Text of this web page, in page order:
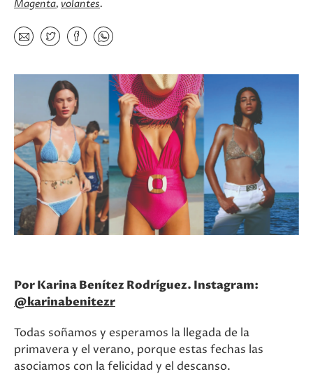
Magenta volantes
PorKarina Benítez Rodríguez. Instagram:
@karinabenitezr
Todas soñamos y esperamos la llegada de la
primavera y el verano, porque estas fechas las
asociamos con la felicidad y el descanso.